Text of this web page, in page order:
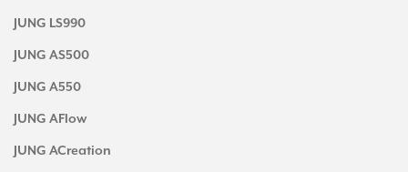
JUNG LS990
JUNG AS500
JUNG A550
JUNG AFlow
JUNG ACreation